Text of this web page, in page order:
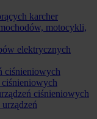
karcher
motocykli,
elektrycznych
ciśnieniowych
ciśnieniowych
ciśnieniowych